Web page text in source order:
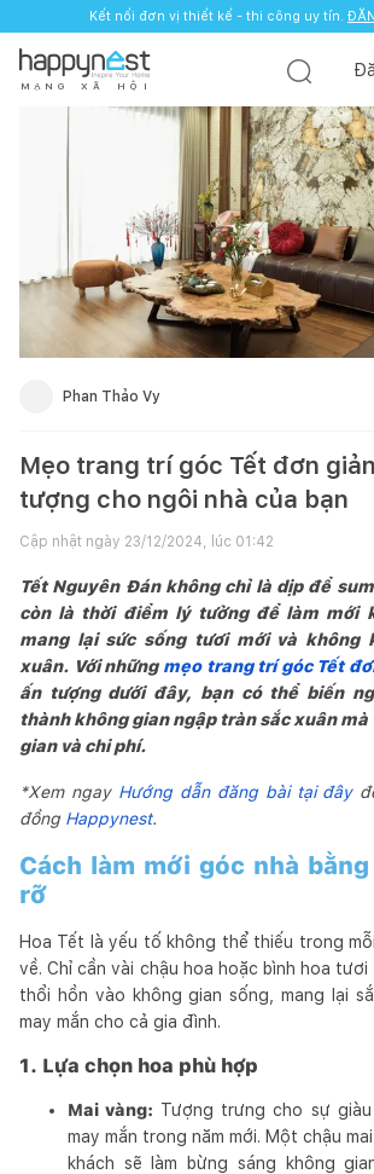
Kết nối đơn vị thiết kế - thi công uy tín.
M Ạ N G X Ã H Ộ I
Phan Thảo Vy
Mẹo trang trí góc Tết đơn
tượng cho ngôi nhà của bạn
Cập nhật ngày 23/12/2024, lúc 01:42
Tết Nguyên Đán không chỉ là dịp để
còn là thời điểm lý tưởng để làm mới
mang lại sức sống tươi mới và không
xuân. Với những mẹo trang trí góc Tết
ấn tượng dưới đây, bạn có thể biến
thành không gian ngập tràn sắc xuân
gian và chi phí.
*Xem ngay Hướng dẫn đăng bài tại đây
đồng Happynest.
Cách làm mới góc nhà
rỡ
Hoa Tết là yếu tố không thể thiếu trong
về. Chỉ cần vài chậu hoa hoặc bình hoa
thổi hồn vào không gian sống, mang lại
may mắn cho cả gia đình.
1. Lựa chọn hoa phù hợp
Mai vàng: Tượng trưng cho sự
may mắn trong năm mới. Một chậu
khách sẽ làm bừng sáng không